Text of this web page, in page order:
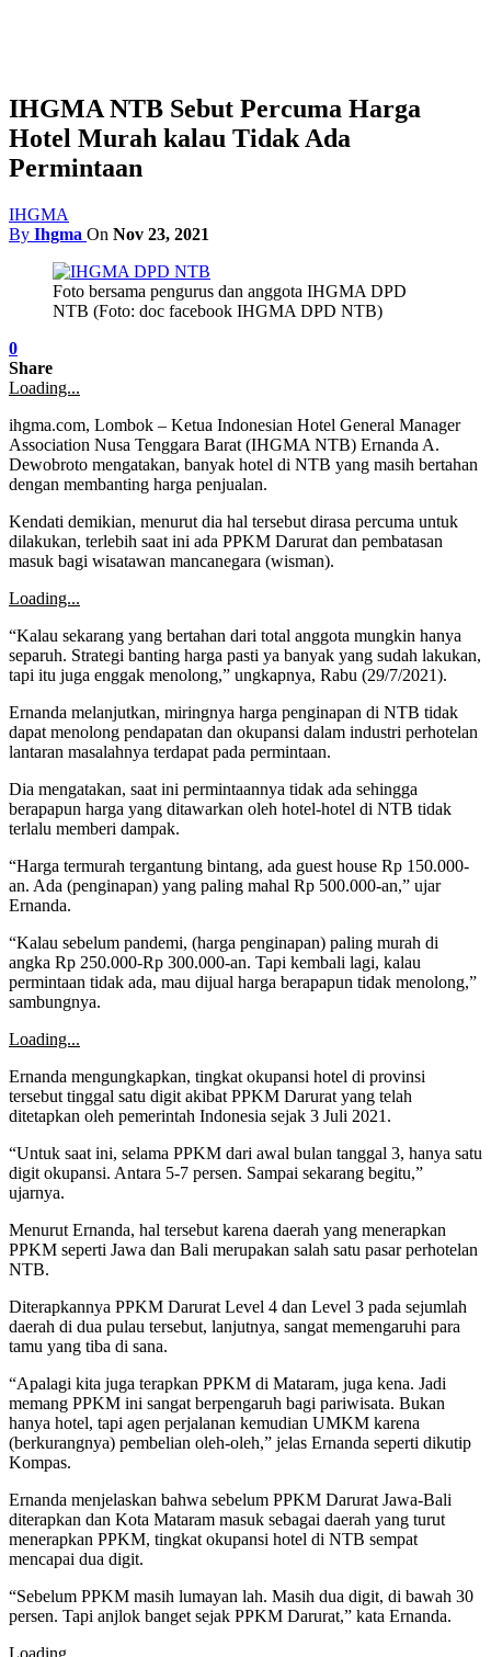
IHGMA NTB Sebut Percuma Harga
Hotel Murah kalau Tidak Ada
Permintaan
IHGMA
By Ihgma On Nov 23, 2021
Foto bersama pengurus dan anggota IHGMA DPD
NTB (Foto: doc facebook IHGMA DPD NTB)
0
Share
Loading...
ihgma.com, Lombok – Ketua Indonesian Hotel General Manager
Association Nusa Tenggara Barat (IHGMA NTB) Ernanda A.
Dewobroto mengatakan, banyak hotel di NTB yang masih bertahan
dengan membanting harga penjualan.
Kendati demikian, menurut dia hal tersebut dirasa percuma untuk
dilakukan, terlebih saat ini ada PPKM Darurat dan pembatasan
masuk bagi wisatawan mancanegara (wisman).
Loading...
“Kalau sekarang yang bertahan dari total anggota mungkin hanya
separuh. Strategi banting harga pasti ya banyak yang sudah lakukan,
tapi itu juga enggak menolong,” ungkapnya, Rabu (29/7/2021).
Ernanda melanjutkan, miringnya harga penginapan di NTB tidak
dapat menolong pendapatan dan okupansi dalam industri perhotelan
lantaran masalahnya terdapat pada permintaan.
Dia mengatakan, saat ini permintaannya tidak ada sehingga
berapapun harga yang ditawarkan oleh hotel-hotel di NTB tidak
terlalu memberi dampak.
“Harga termurah tergantung bintang, ada guest house Rp 150.000-
an. Ada (penginapan) yang paling mahal Rp 500.000-an,” ujar
Ernanda.
“Kalau sebelum pandemi, (harga penginapan) paling murah di
angka Rp 250.000-Rp 300.000-an. Tapi kembali lagi, kalau
permintaan tidak ada, mau dijual harga berapapun tidak menolong,”
sambungnya.
Loading...
Ernanda mengungkapkan, tingkat okupansi hotel di provinsi
tersebut tinggal satu digit akibat PPKM Darurat yang telah
ditetapkan oleh pemerintah Indonesia sejak 3 Juli 2021.
“Untuk saat ini, selama PPKM dari awal bulan tanggal 3, hanya satu
digit okupansi. Antara 5-7 persen. Sampai sekarang begitu,”
ujarnya.
Menurut Ernanda, hal tersebut karena daerah yang menerapkan
PPKM seperti Jawa dan Bali merupakan salah satu pasar perhotelan
NTB.
Diterapkannya PPKM Darurat Level 4 dan Level 3 pada sejumlah
daerah di dua pulau tersebut, lanjutnya, sangat memengaruhi para
tamu yang tiba di sana.
“Apalagi kita juga terapkan PPKM di Mataram, juga kena. Jadi
memang PPKM ini sangat berpengaruh bagi pariwisata. Bukan
hanya hotel, tapi agen perjalanan kemudian UMKM karena
(berkurangnya) pembelian oleh-oleh,” jelas Ernanda seperti dikutip
Kompas.
Ernanda menjelaskan bahwa sebelum PPKM Darurat Jawa-Bali
diterapkan dan Kota Mataram masuk sebagai daerah yang turut
menerapkan PPKM, tingkat okupansi hotel di NTB sempat
mencapai dua digit.
“Sebelum PPKM masih lumayan lah. Masih dua digit, di bawah 30
persen. Tapi anjlok banget sejak PPKM Darurat,” kata Ernanda.
Loading...